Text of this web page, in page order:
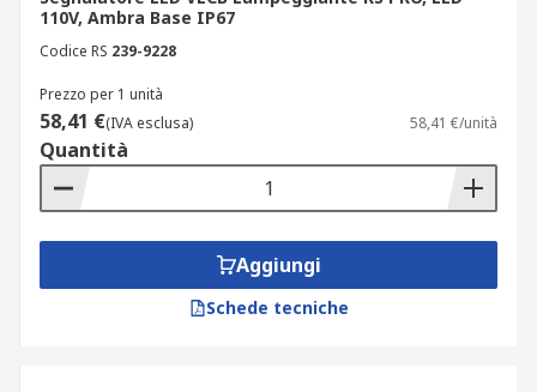
110V, Ambra Base IP67
Codice RS 239-9228
Prezzo per 1 unità
58,41 €(IVA esclusa) 58,41 €/unità
Quantità
Aggiungi
Schede tecniche